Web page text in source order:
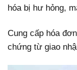
hóa bị hư hỏng,
Cung cấp hóa
chứng từ giao